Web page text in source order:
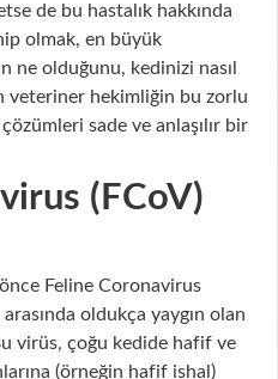
de bu hastalık hakkında
olmak, en büyük
ne olduğunu, kedinizi nasıl
veteriner hekimliğin bu zorlu
sade ve anlaşılır bir
(FCoV)
önce Feline Coronavirus
oldukça yaygın olan
virüs, çoğu kedide hafif ve
(örneğin hafif ishal)